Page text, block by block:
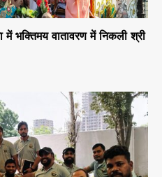
में भक्तिमय वातावरण में निकली श्री